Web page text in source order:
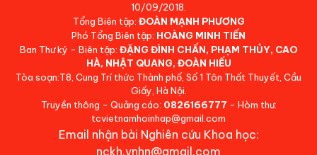
10/09/2018.
Tổng Biên tập: ĐOÀN MẠNH PHƯƠNG
Phó Tổng Biên tập: HOÀNG MINH TIẾN
Ban Thư ký - Biên tập: ĐẶNG ĐÌNH CHẤN, PHẠM THỦY, CAO
HÀ, NHẬT QUANG, ĐOÀN HIẾU
Tòa soạn:T8, Cung Trí thức Thành phố, Số 1 Tôn Thất Thuyết, Cầu
Giấy, Hà Nội.
Truyền thông - Quảng cáo: 0826166777 - Hòm thư:
tcvietnamhoinhap@gmail.com
Email nhận bài Nghiên cứu Khoa học:
nckh.vnhn@gmail.com